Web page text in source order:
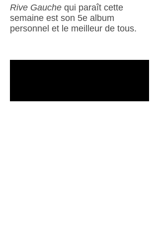
Rive Gauche qui paraît cette
semaine est son 5e album
personnel et le meilleur de tous.